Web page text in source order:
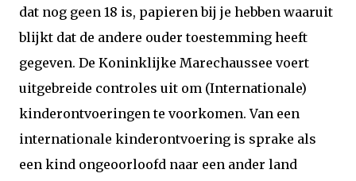
dat nog geen 18 is, papieren bij je hebben waaruit
blijkt dat de andere ouder toestemming heeft
gegeven. De Koninklijke Marechaussee voert
uitgebreide controles uit om (Internationale)
kinderontvoeringen te voorkomen. Van een
internationale kinderontvoering is sprake als
een kind ongeoorloofd naar een ander land